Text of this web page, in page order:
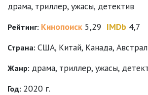
драма, триллер, ужасы, детектив
Рейтинг: Кинопоиск 5,29 IMDb 4,7
Страна: США, Китай, Канада,
Жанр: драма, триллер, ужасы,
Год: 2020 г.